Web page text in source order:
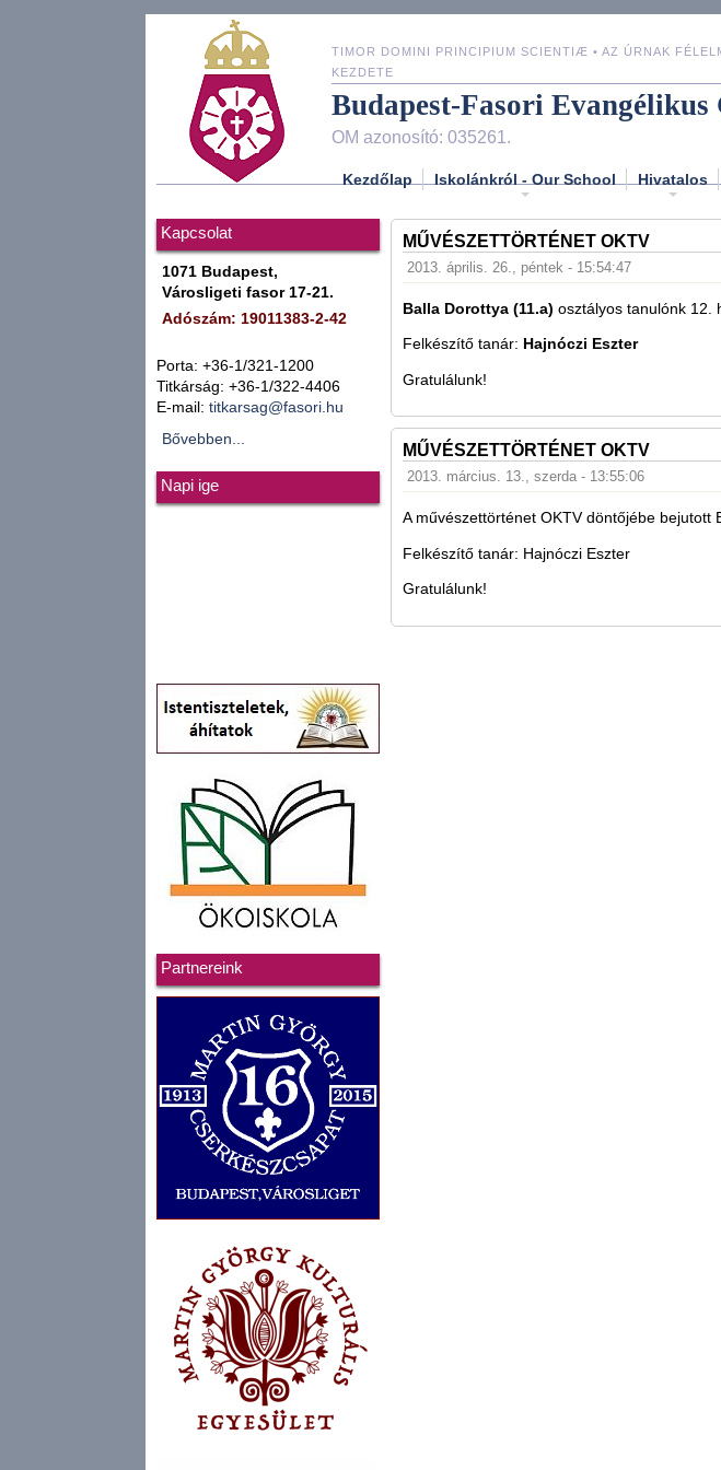
TIMOR DOMINI PRINCIPIUM SCIENTIÆ • AZ ÚRNAK
KEZDETE
Budapest-Fasori Evangélikus
OM azonosító: 035261.
Kezdőlap Iskolánkról - Our School Hivatalos
Kapcsolat
1071 Budapest,
Városligeti fasor 17-21.
Adószám: 19011383-2-42
Porta: +36-1/321-1200
Titkárság: +36-1/322-4406
E-mail: titkarsag@fasori.hu
Bővebben...
Napi ige
Partnereink
MŰVÉSZETTÖRTÉNET OKTV
2013. április. 26., péntek - 15:54:47
Balla Dorottya (11.a) osztályos tanulónk 12.
Felkészítő tanár: Hajnóczi Eszter
Gratulálunk!
MŰVÉSZETTÖRTÉNET OKTV
2013. március. 13., szerda - 13:55:06
A művészettörténet OKTV döntőjébe bejutott
Felkészítő tanár: Hajnóczi Eszter
Gratulálunk!